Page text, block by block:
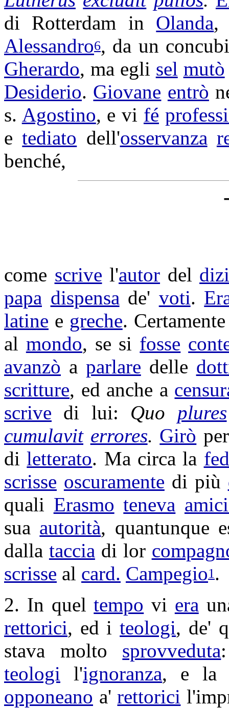
di Rotterdam in Olanda
Alessandro6, da un
Gherardo, ma egli sel mutò
Desiderio. Giovane entrò
s. Agostino, e vi fé
etediato dell'osservanza
benché,
come scrive l'autor del
papa dispensa de' voti.
latine e greche.
al mondo, se si fosse
avanzò a parlare delle
scritture, ed anche a
scrive di lui: Quo plures
cumulavit errores. Girò
diletterato. Ma circa la
scrisse oscuramente di più
quali Erasmo teneva
sua autorità, quantunque
dalla taccia di lor
scrisse al card. Campegio1 .
2. In queltempo vi era
rettorici, ed iteologi, de'
stava molto sprovveduta
teologi l'ignoranza, e
opponeano a'rettorici l'